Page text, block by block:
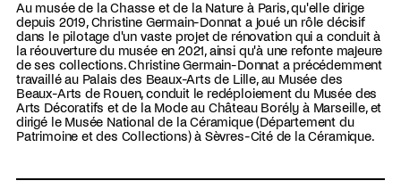
Au musée de la Chasse et de la Nature à Paris, qu'elle dirige
depuis 2019, Christine Germain-Donnat a joué un rôle décisif
dans le pilotage d'un vaste projet de rénovation qui a conduit à
la réouverture du musée en 2021, ainsi qu'à une refonte majeure
de ses collections. Christine Germain-Donnat a précédemment
travaillé au Palais des Beaux-Arts de Lille, au Musée des
Beaux-Arts de Rouen, conduit le redéploiement du Musée des
Arts Décoratifs et de la Mode au Château Borély à Marseille, et
dirigé le Musée National de la Céramique (Département du
Patrimoine et des Collections) à Sèvres-Cité de la Céramique.